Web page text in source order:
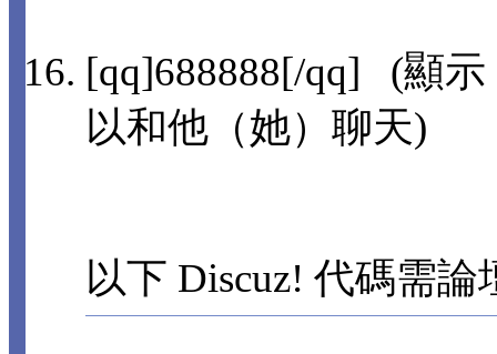
[qq]688888[/qq] (顯
以和他（她）聊天)
以下 Discuz! 代碼需